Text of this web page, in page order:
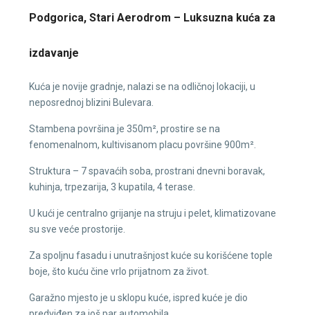
Podgorica, Stari Aerodrom – Luksuzna kuća za
izdavanje
Kuća je novije gradnje, nalazi se na odličnoj lokaciji, u
neposrednoj blizini Bulevara.
Stambena površina je 350m², prostire se na
fenomenalnom, kultivisanom placu površine 900m².
Struktura – 7 spavaćih soba, prostrani dnevni boravak,
kuhinja, trpezarija, 3 kupatila, 4 terase.
U kući je centralno grijanje na struju i pelet, klimatizovane
su sve veće prostorije.
Za spoljnu fasadu i unutrašnjost kuće su korišćene tople
boje, što kuću čine vrlo prijatnom za život.
Garažno mjesto je u sklopu kuće, ispred kuće je dio